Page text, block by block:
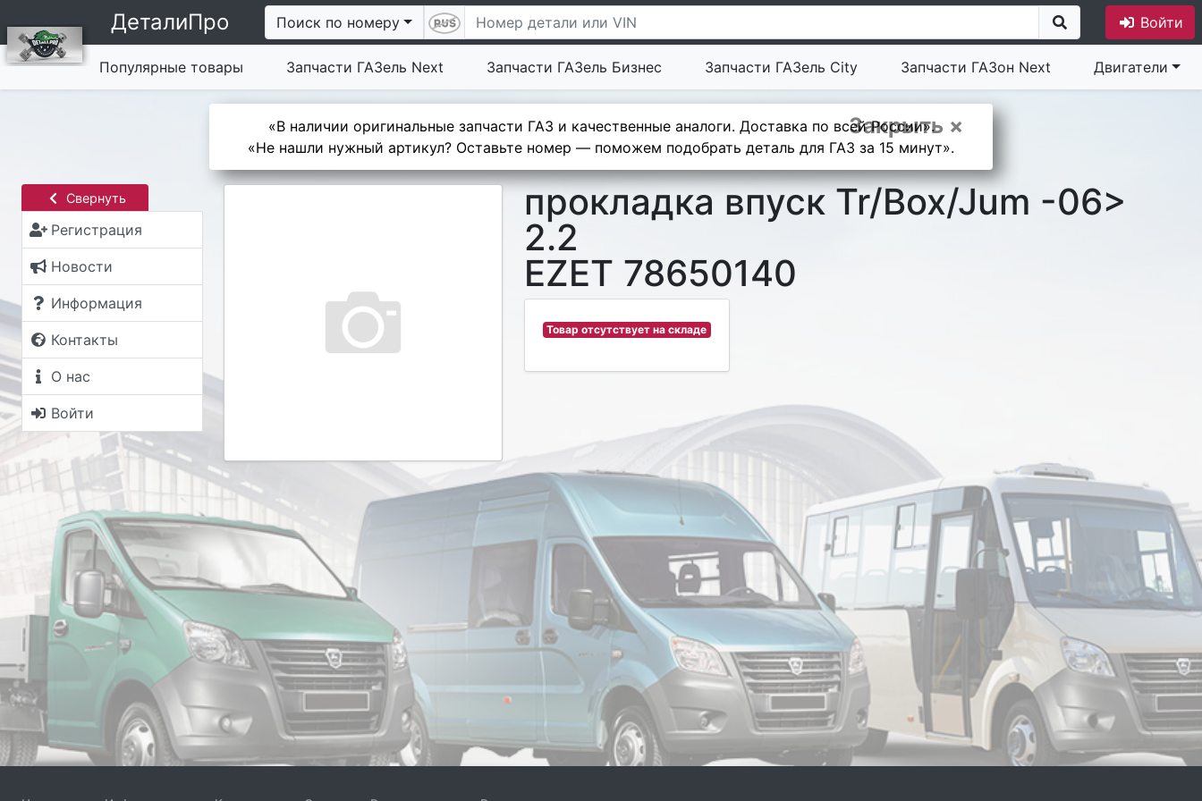
ДеталиПро Поиск по номеру Войти
Популярные товары Запчасти ГАЗель Next Запчасти ГАЗель Бизнес Запчасти ГАЗель City Запчасти ГАЗон Next Двигатели
Закрыть ×
«В наличии оригинальные запчасти ГАЗ и качественные аналоги. Доставка по всей России».
«Не нашли нужный артикул? Оставьте номер — поможем подобрать деталь для ГАЗ за 15 минут».
Свернуть
Регистрация
Новости
Информация
Контакты
О нас
Войти
прокладка впуск Tr/Box/Jum -06>
2.2
EZET 78650140
Товар отсутствует на складе